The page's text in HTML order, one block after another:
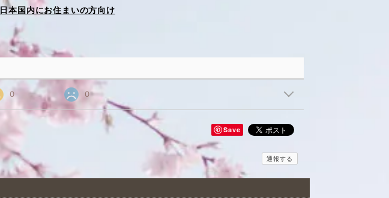
日本国内にお住まいの方向け
0 0
Save
通報する